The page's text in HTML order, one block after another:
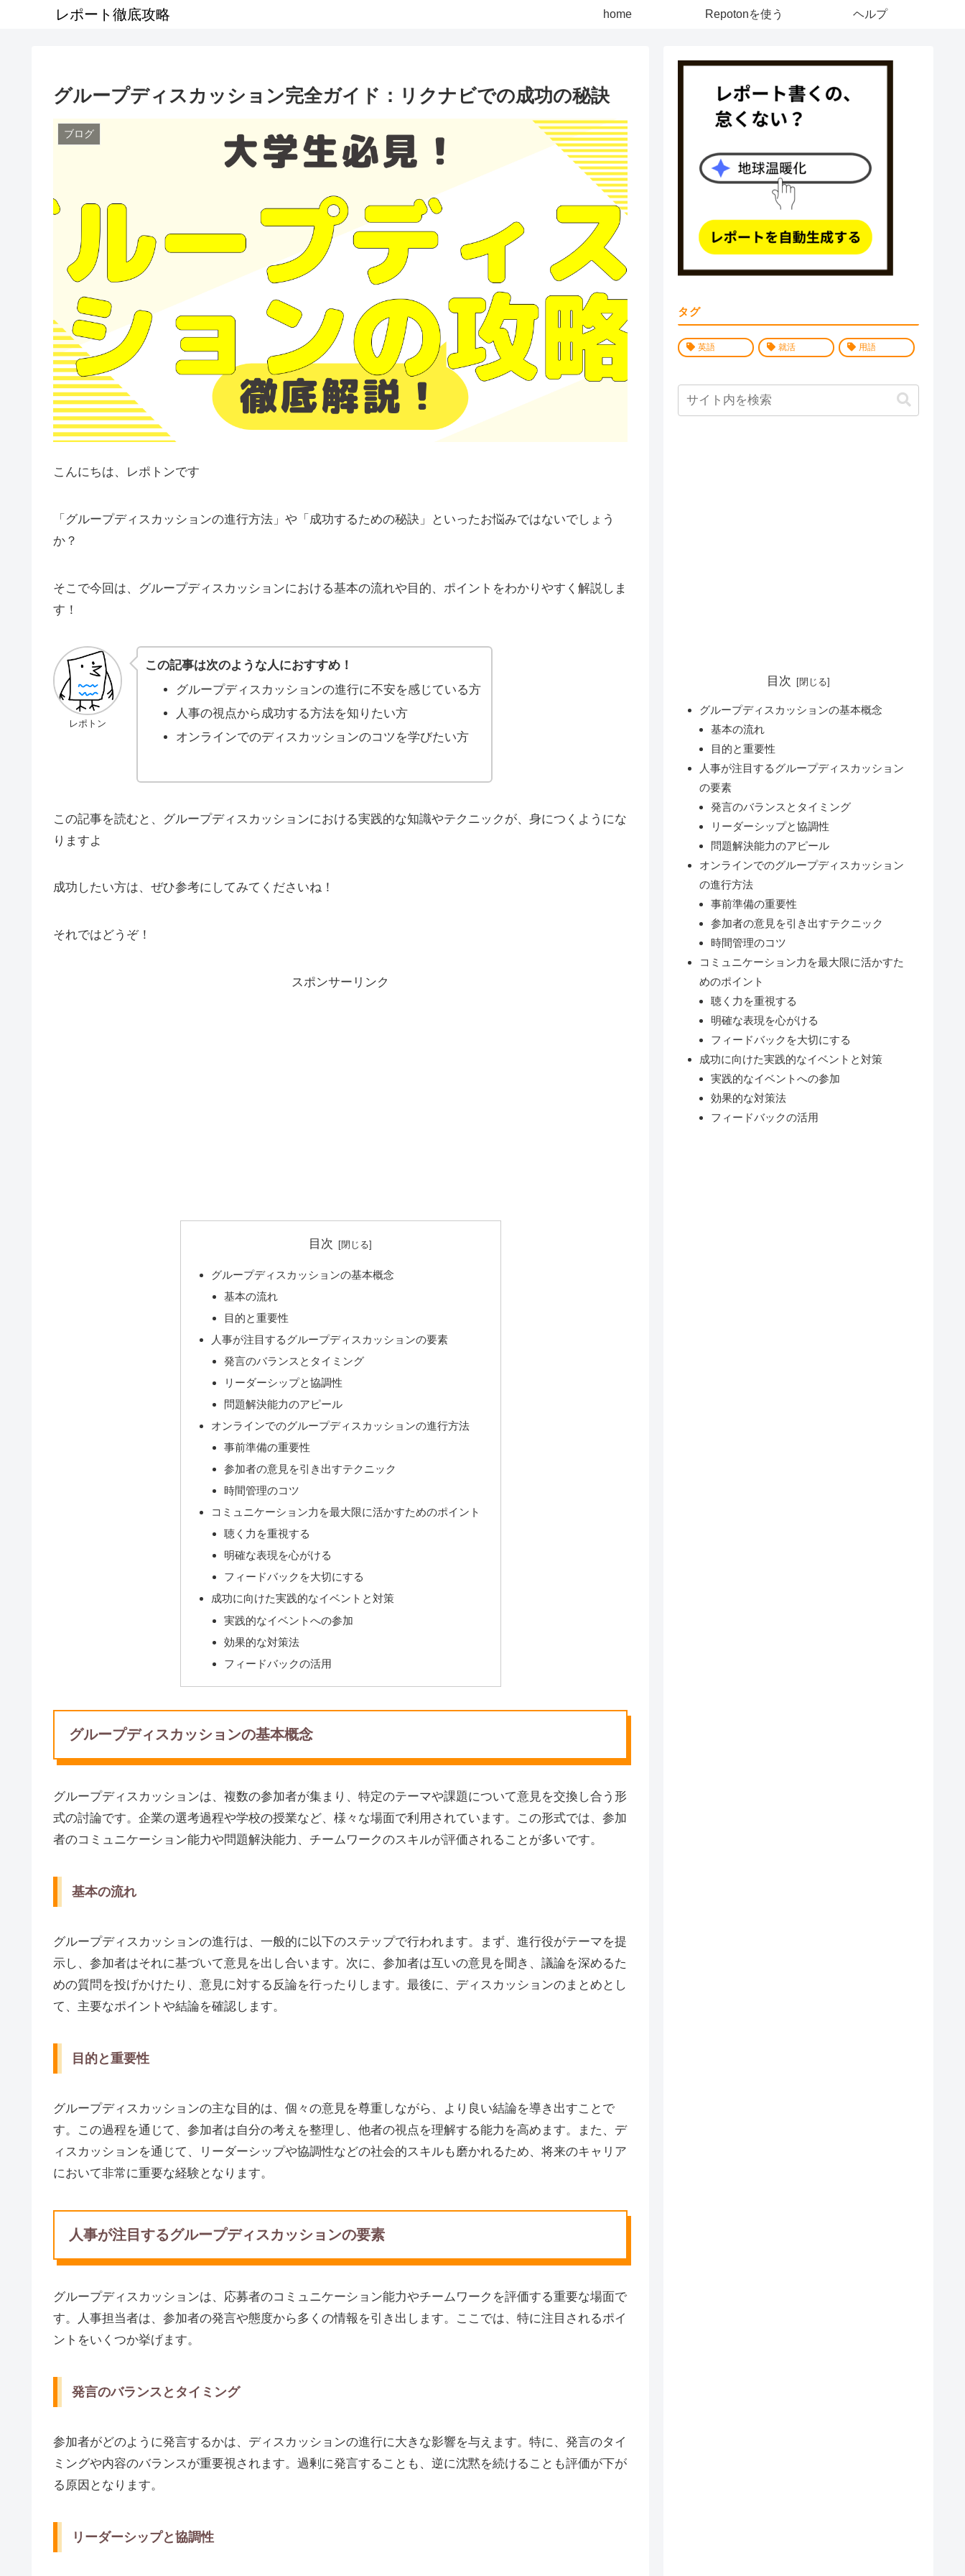
レポート徹底攻略 home Repotonを使う ヘルプ
グループディスカッション完全ガイド：リクナビでの成功の秘訣
ブログ
こんにちは、レポトンです
「グループディスカッションの進行方法」や「成功するための秘訣」といったお悩みではないでしょう
か？
そこで今回は、グループディスカッションにおける基本の流れや目的、ポイントをわかりやすく解説しま
す！
レポトン
この記事は次のような人におすすめ！
グループディスカッションの進行に不安を感じている方
人事の視点から成功する方法を知りたい方
オンラインでのディスカッションのコツを学びたい方
この記事を読むと、グループディスカッションにおける実践的な知識やテクニックが、身につくようにな
りますよ
成功したい方は、ぜひ参考にしてみてくださいね！
それではどうぞ！
スポンサーリンク
目次
グループディスカッションの基本概念
基本の流れ
目的と重要性
人事が注目するグループディスカッションの要素
発言のバランスとタイミング
リーダーシップと協調性
問題解決能力のアピール
オンラインでのグループディスカッションの進行方法
事前準備の重要性
参加者の意見を引き出すテクニック
時間管理のコツ
コミュニケーション力を最大限に活かすためのポイント
聴く力を重視する
明確な表現を心がける
フィードバックを大切にする
成功に向けた実践的なイベントと対策
実践的なイベントへの参加
効果的な対策法
フィードバックの活用
グループディスカッションの基本概念
グループディスカッションは、複数の参加者が集まり、特定のテーマや課題について意見を交換し合う形
式の討論です。企業の選考過程や学校の授業など、様々な場面で利用されています。この形式では、参加
者のコミュニケーション能力や問題解決能力、チームワークのスキルが評価されることが多いです。
基本の流れ
グループディスカッションの進行は、一般的に以下のステップで行われます。まず、進行役がテーマを提
示し、参加者はそれに基づいて意見を出し合います。次に、参加者は互いの意見を聞き、議論を深めるた
めの質問を投げかけたり、意見に対する反論を行ったりします。最後に、ディスカッションのまとめとし
て、主要なポイントや結論を確認します。
目的と重要性
グループディスカッションの主な目的は、個々の意見を尊重しながら、より良い結論を導き出すことで
す。この過程を通じて、参加者は自分の考えを整理し、他者の視点を理解する能力を高めます。また、デ
ィスカッションを通じて、リーダーシップや協調性などの社会的スキルも磨かれるため、将来のキャリア
において非常に重要な経験となります。
人事が注目するグループディスカッションの要素
グループディスカッションは、応募者のコミュニケーション能力やチームワークを評価する重要な場面で
す。人事担当者は、参加者の発言や態度から多くの情報を引き出します。ここでは、特に注目されるポイ
ントをいくつか挙げます。
発言のバランスとタイミング
参加者がどのように発言するかは、ディスカッションの進行に大きな影響を与えます。特に、発言のタイ
ミングや内容のバランスが重要視されます。過剰に発言することも、逆に沈黙を続けることも評価が下が
る原因となります。
リーダーシップと協調性
タグ
英語 就活 用語
目次
グループディスカッションの基本概念
基本の流れ
目的と重要性
人事が注目するグループディスカッション
の要素
発言のバランスとタイミング
リーダーシップと協調性
問題解決能力のアピール
オンラインでのグループディスカッション
の進行方法
事前準備の重要性
参加者の意見を引き出すテクニック
時間管理のコツ
コミュニケーション力を最大限に活かすた
めのポイント
聴く力を重視する
明確な表現を心がける
フィードバックを大切にする
成功に向けた実践的なイベントと対策
実践的なイベントへの参加
効果的な対策法
フィードバックの活用